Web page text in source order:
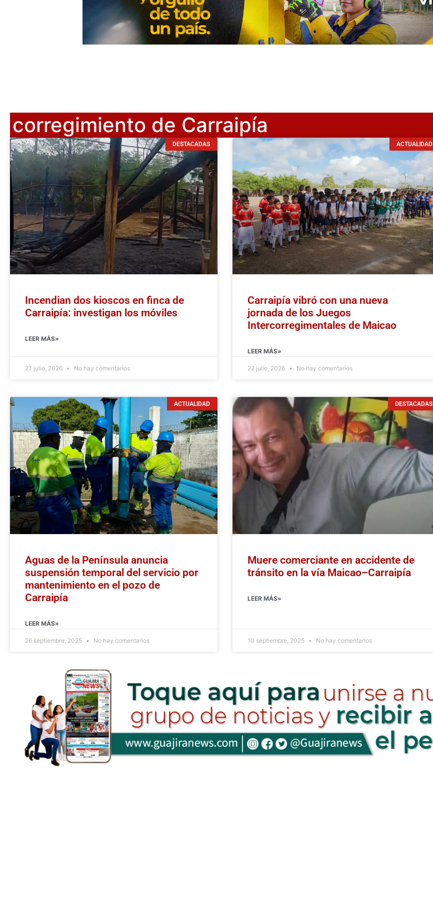
corregimiento de Carraipía
DESTACADAS
Incendian dos kioscos en finca de
Carraipía: investigan los móviles
LEER MÁS»
27 julio, 2026 No hay comentarios
ACTUALIDAD
Carraipía vibró con una nueva
jornada de los Juegos
Intercorregimentales de Maicao
LEER MÁS»
22 julio, 2026 No hay comentarios
ACTUALIDAD
Aguas de la Península anuncia
suspensión temporal del servicio por
mantenimiento en el pozo de
Carraipía
LEER MÁS»
26 septiembre, 2025 No hay comentarios
DESTACADAS
Muere comerciante en accidente de
tránsito en la vía Maicao–Carraipía
LEER MÁS»
10 septiembre, 2025 No hay comentarios